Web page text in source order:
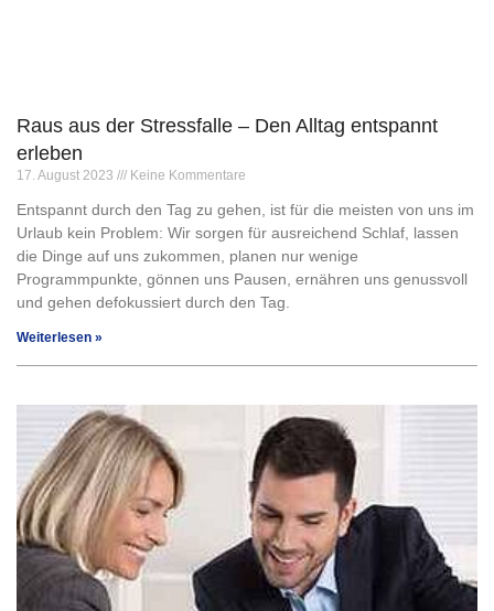
Raus aus der Stressfalle – Den Alltag entspannt
erleben
17. August 2023 Keine Kommentare
Entspannt durch den Tag zu gehen, ist für die meisten von uns im
Urlaub kein Problem: Wir sorgen für ausreichend Schlaf, lassen
die Dinge auf uns zukommen, planen nur wenige
Programmpunkte, gönnen uns Pausen, ernähren uns genussvoll
und gehen defokussiert durch den Tag.
Weiterlesen »